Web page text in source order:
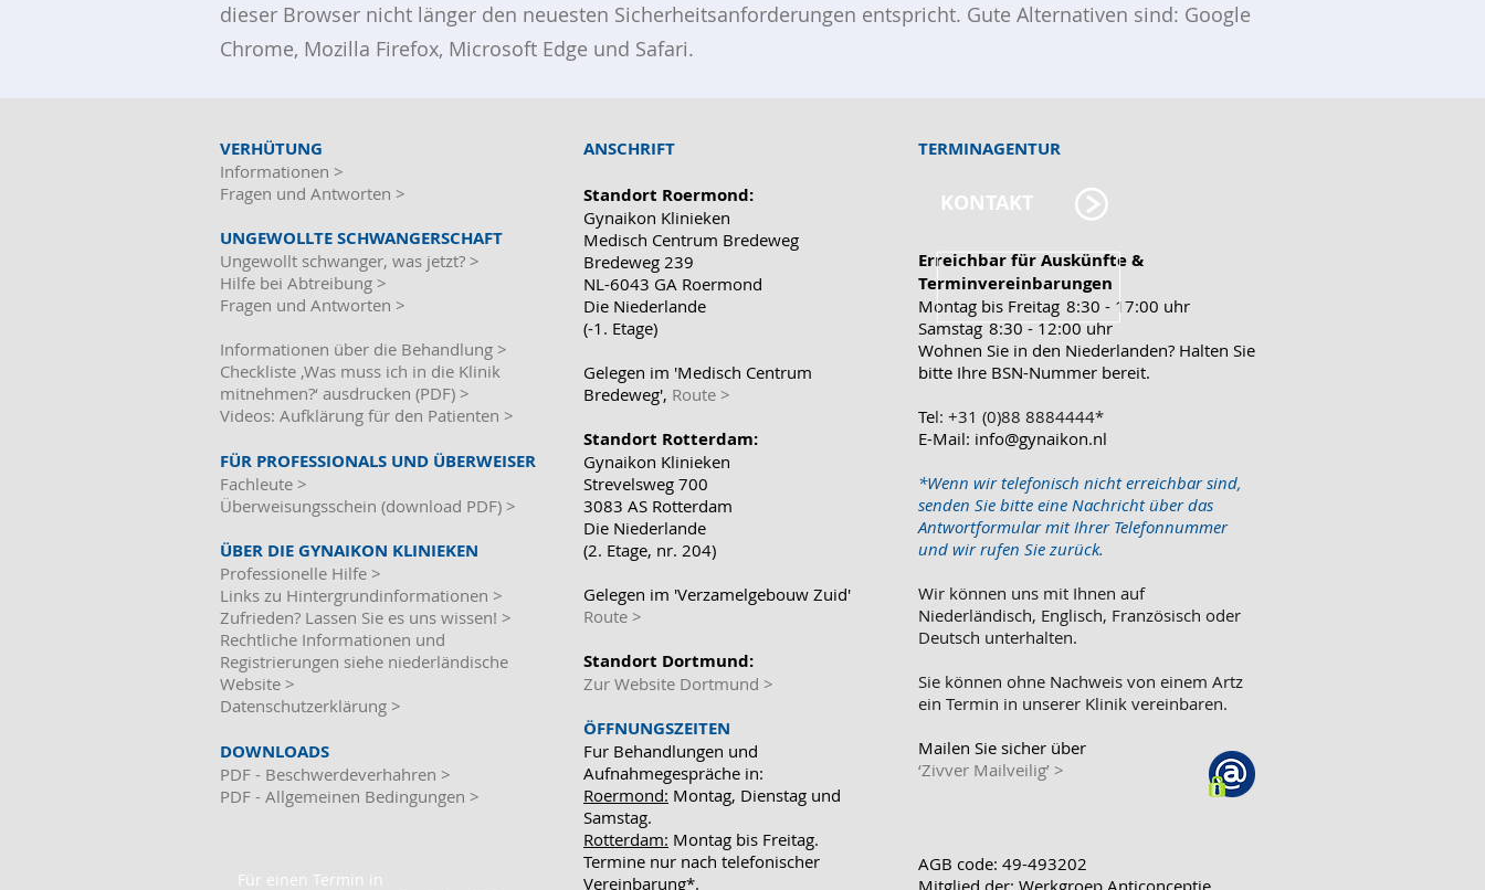
dieser Browser nicht länger den neuesten Sicherheitsanforderungen entspricht. Gute Alternativen sind: Google
Chrome, Mozilla Firefox, Microsoft Edge und Safari.
VERHÜTUNG
Informationen >
Fragen und Antworten >
UNGEWOLLTE SCHWANGERSCHAFT
Ungewollt schwanger, was jetzt? >
Hilfe bei Abtreibung >
Fragen und Antworten >
Informationen über die Behandlung >
Checkliste ‚Was muss ich in die Klinik
mitnehmen?‘ ausdrucken (PDF) >
Videos: Aufklärung für den Patienten >
FÜR PROFESSIONALS UND ÜBERWEISER
Fachleute >
Überweisungsschein (download PDF) >
ÜBER DIE GYNAIKON KLINIEKEN
Professionelle Hilfe >
Links zu Hintergrundinformationen >
Zufrieden? Lassen Sie es uns wissen! >
Rechtliche Informationen und
Registrierungen siehe niederländische
Website >
Datenschutzerklärung >
DOWNLOADS
PDF - Beschwerdeverhahren >
PDF - Allgemeinen Bedingungen >
Für einen Termin in
ANSCHRIFT
Standort Roermond:
Gynaikon Klinieken
Medisch Centrum Bredeweg
Bredeweg 239
NL-6043 GA Roermond
Die Niederlande
(-1. Etage)
Gelegen im 'Medisch Centrum
Bredeweg', Route >
Standort Rotterdam:
Gynaikon Klinieken
Strevelsweg 700
3083 AS Rotterdam
Die Niederlande
(2. Etage, nr. 204)
Gelegen im 'Verzamelgebouw Zuid'
Route >
Standort Dortmund:
Zur Website Dortmund >
ÖFFNUNGSZEITEN
Fur Behandlungen und
Aufnahmegespräche in:
Roermond: Montag, Dienstag und
Samstag.
Rotterdam: Montag bis Freitag.
Termine nur nach telefonischer
Vereinbarung*.
TERMINAGENTUR
Erreichbar für Auskünfte &
Terminvereinbarungen
Montag bis Freitag 8:30 - 17:00 uhr
Samstag 8:30 - 12:00 uhr
Wohnen Sie in den Niederlanden? Halten Sie
bitte Ihre BSN-Nummer bereit.
Tel: +31 (0)88 8884444*
​​E-Mail: info@gynaikon.nl
*Wenn wir telefonisch nicht erreichbar sind,
senden Sie bitte eine Nachricht über das
Antwortformular mit Ihrer Telefonnummer
und wir rufen Sie zurück.
Wir können uns mit Ihnen auf
Niederländisch, Englisch, Französisch oder
Deutsch unterhalten.
Sie können ohne Nachweis von einem Artz
ein Termin in unserer Klinik vereinbaren.
Mailen Sie sicher über
‘Zivver Mailveilig’ >
KONTAKT
​AGB code: 49-493202
Mitglied der: Werkgroep Anticonceptie